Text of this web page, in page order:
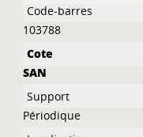
103788
SAN
Périodique